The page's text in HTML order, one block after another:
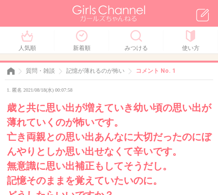
人気順 新着順 みつける 使い方
質問・雑談 記憶が薄れるのが怖い コメント No. 1
1. 匿名 2021/08/18(水) 00:07:58
歳と共に思い出が増えていき幼い頃の思い出が
薄れていくのが怖いです。
亡き両親との思い出あんなに大切だったのにぼ
んやりとしか思い出せなくて辛いです。
無意識に思い出補正もしてそうだし。
記憶そのままを覚えていたいのに。